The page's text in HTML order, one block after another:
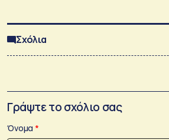
Σχόλια
Γράψτε το σχόλιο σας
Όνομα